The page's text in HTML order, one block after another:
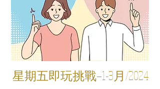
星期五即玩挑戰—1-3月/2024